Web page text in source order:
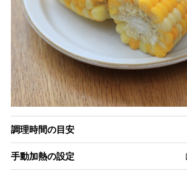
調理時間の目安
手動加熱の設定